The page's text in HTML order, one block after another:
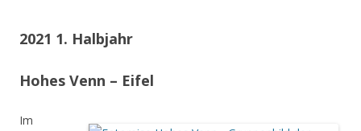
2021 1. Halbjahr
Hohes Venn – Eifel
Im